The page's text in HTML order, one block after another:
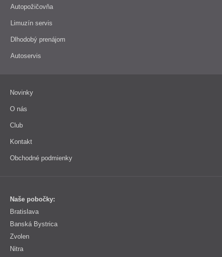
Autopožičovňa
Limuzín servis
Dlhodobý prenájom
Autoservis
Novinky
O nás
Club
Kontakt
Obchodné podmienky
Naše pobočky:
Bratislava
Banská Bystrica
Zvolen
Nitra